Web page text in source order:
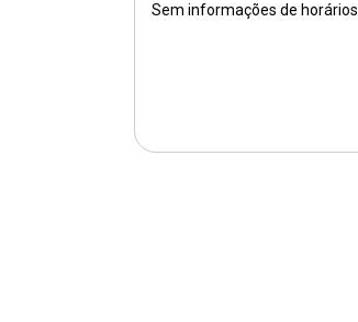
Sem informações de horários